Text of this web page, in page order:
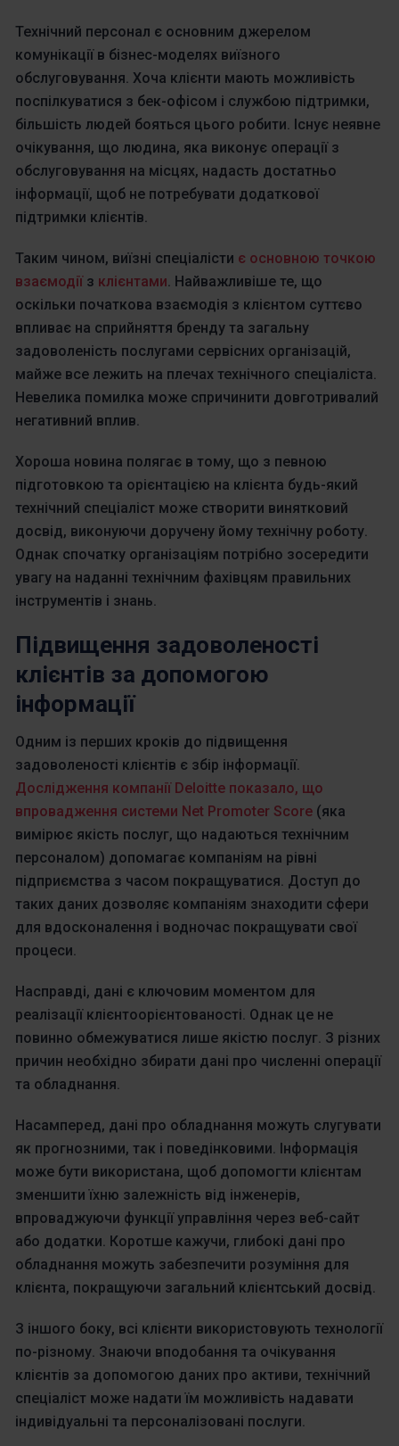
Технічний персонал є основним джерелом
комунікації в бізнес-моделях виїзного
обслуговування. Хоча клієнти мають можливість
поспілкуватися з бек-офісом і службою підтримки,
більшість людей бояться цього робити. Існує неявне
очікування, що людина, яка виконує операції з
обслуговування на місцях, надасть достатньо
інформації, щоб не потребувати додаткової
підтримки клієнтів.
Таким чином, виїзні спеціалісти є основною точкою
взаємодіїз клієнтами . Найважливіше те, що
оскільки початкова взаємодія з клієнтом суттєво
впливає на сприйняття бренду та загальну
задоволеність послугами сервісних організацій,
майже все лежить на плечах технічного спеціаліста.
Невелика помилка може спричинити довготривалий
негативний вплив.
Хороша новина полягає в тому, що з певною
підготовкою та орієнтацією на клієнта будь-який
технічний спеціаліст може створити винятковий
досвід, виконуючи доручену йому технічну роботу.
Однак спочатку організаціям потрібно зосередити
увагу на наданні технічним фахівцям правильних
інструментів і знань.
Підвищення задоволеності
клієнтів за допомогою
інформації
Одним із перших кроків до підвищення
задоволеності клієнтів є збір інформації.
Дослідження компанії Deloitte показало, що
впровадження системи Net Promoter Score (яка
вимірює якість послуг, що надаються технічним
персоналом) допомагає компаніям на рівні
підприємства з часом покращуватися. Доступ до
таких даних дозволяє компаніям знаходити сфери
для вдосконалення і водночас покращувати свої
процеси.
Насправді, дані є ключовим моментом для
реалізації клієнтоорієнтованості. Однак це не
повинно обмежуватися лише якістю послуг. З різних
причин необхідно збирати дані про численні операції
та обладнання.
Насамперед, дані про обладнання можуть слугувати
як прогнозними, так і поведінковими. Інформація
може бути використана, щоб допомогти клієнтам
зменшити їхню залежність від інженерів,
впроваджуючи функції управління через веб-сайт
або додатки. Коротше кажучи, глибокі дані про
обладнання можуть забезпечити розуміння для
клієнта, покращуючи загальний клієнтський досвід.
З іншого боку, всі клієнти використовують технології
по-різному. Знаючи вподобання та очікування
клієнтів за допомогою даних про активи, технічний
спеціаліст може надати їм можливість надавати
індивідуальні та персоналізовані послуги.